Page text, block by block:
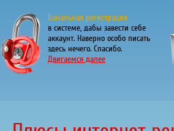
Банальная регистрация
в системе, дабы завести себе
аккаунт. Наверно особо писать
здесь нечего. Спасибо.
Двигаемся далее